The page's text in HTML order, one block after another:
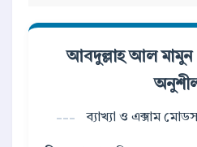
আবদুল্লাহ আল মামুন
ব্যাখ্যা ও এক্সাম